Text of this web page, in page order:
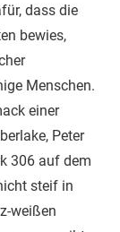
dass die
bewies,
Menschen.
einer
Peter
306 auf dem
steif in
weißen